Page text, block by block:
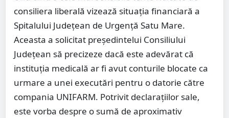
consiliera liberală vizează situația financiară a
Spitalului Județean de Urgență Satu Mare.
Aceasta a solicitat președintelui Consiliului
Județean să precizeze dacă este adevărat că
instituția medicală ar fi avut conturile blocate ca
urmare a unei executări pentru o datorie către
compania UNIFARM. Potrivit declarațiilor sale,
este vorba despre o sumă de aproximativ